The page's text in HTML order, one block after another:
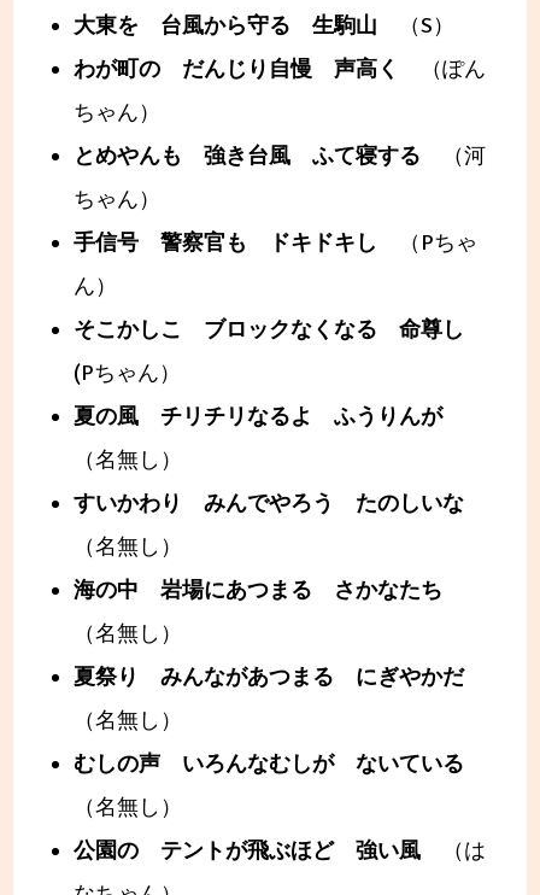
大東を 台風から守る 生駒山 （S）
わが町の だんじり自慢 声高く
（ぽん
ちゃん）
とめやんも 強き台風 ふて寝する （河
ちゃん）
手信号 警察官も ドキドキし （Pちゃ
ん）
そこかしこ ブロックなくなる 命尊し
(Pちゃん）
夏の風 チリチリなるよ ふうりんが
（名無し）
すいかわり みんでやろう たのしいな
（名無し）
海の中 岩場にあつまる さかなたち
（名無し）
夏祭り みんながあつまる にぎやかだ
（名無し）
むしの声 いろんなむしが ないている
（名無し）
公園の テントが飛ぶほど 強い風（は